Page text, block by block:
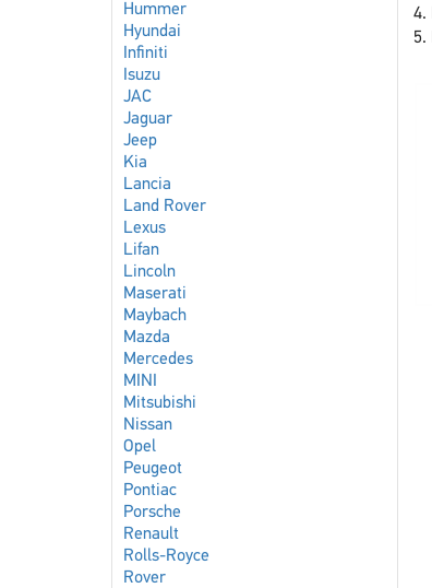
Hummer
Hyundai
Infiniti
Isuzu
JAC
Jaguar
Jeep
Kia
Lancia
Land Rover
Lexus
Lifan
Lincoln
Maserati
Maybach
Mazda
Mercedes
MINI
Mitsubishi
Nissan
Opel
Peugeot
Pontiac
Porsche
Renault
Rolls-Royce
Rover